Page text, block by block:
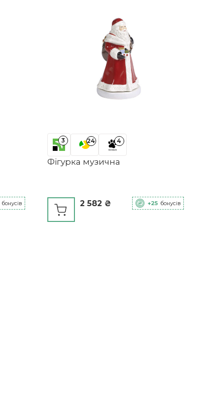
бонусів
3 24 4
Фігурка музична
2 582 ₴ +25 бонусів